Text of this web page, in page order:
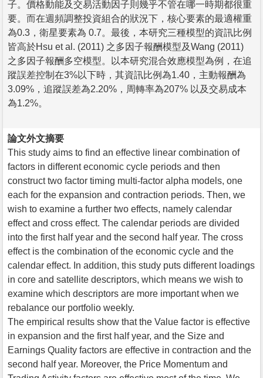
子。價格動能及交易活動因子則幾乎不管在哪一時期都很重
要。而在週頻調整投資組合的狀況下，核心要素的最適權重
為0.3，衛星要素為 0.7。最後，本研究三種模型的資訊比例
皆高於Hsu et al. (2011) 之多因子報酬模型及Wang (2011)
之多因子報酬多空模型。以本研究混合效應模型為例，在追
蹤誤差控制在3%以下時，其資訊比例為1.40，主動報酬為
3.09%，追蹤誤差為2.20%，周轉率為207% 以及交易成本
為1.2%。
論文外文摘要
This study aims to find an effective linear combination of
factors in different economic cycle periods and then
construct two factor timing multi-factor alpha models, one
each for the expansion and contraction periods. Then, we
wish to examine a further two effects, namely calendar
effect and cross effect. The calendar periods are divided
into the first half year and the second half year. The cross
effect is the combination of the economic cycle and the
calendar effect. In addition, this study puts different loadings
in core and satellite descriptors, which means we wish to
examine which descriptors are more important when we
rebalance our portfolio weekly.
The empirical results show that the Value factor is effective
in expansion and the first half year, and the Size and
Earnings Quality factors are effective in contraction and the
second half year. Moreover, the Price Momentum and